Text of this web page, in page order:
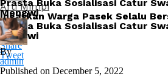
Arti Mimpi
Ingatkan Warga Pasek Selalu
Prasta Buka Sosialisasi Catur
Mengwi
Share
Tweet
Prasta Buka Sosialisasi Catur
Mengwi
By
admin
Published on December 5, 2022